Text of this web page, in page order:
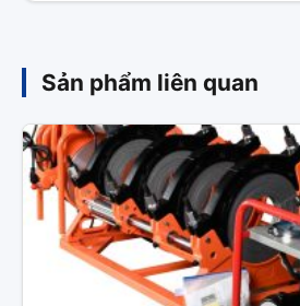
Sản phẩm liên quan